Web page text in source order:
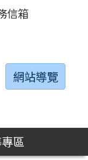
信箱
網站導覽
區